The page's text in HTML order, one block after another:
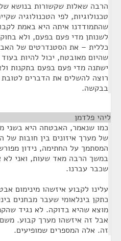
הרבה שאלות שקשורות בנושא
טכנולוגיות, לפי הטכנולוגיה
שהתמודדנו איתה היא באמת
לשנותן מדי פעם בפעם, ולא
כללית – את הסטנדרטים של
שהיום מאובטח, יכול להיות
ישתנה מדי פעם בפעם בתקנות
רוצה להשלים את הדברים
בבקשה.
ליהי פלדמן
כמו שנאמר, האבטחה היא בשני
של מערך איזונים בין חובות
המסתמך על החתימה, נידון
במשך הרבה מאד שעות, ואני לא
שכבר עברנו.
עלינו לקבוע איזשהו מינימום
כתקן בינלאומי שעבר מבחנים
מוצא שהיא בדוקה. לא נגיד
אבל זה איזשהו מערך קבוע.
זה. אלה המספרים שמופיעים.